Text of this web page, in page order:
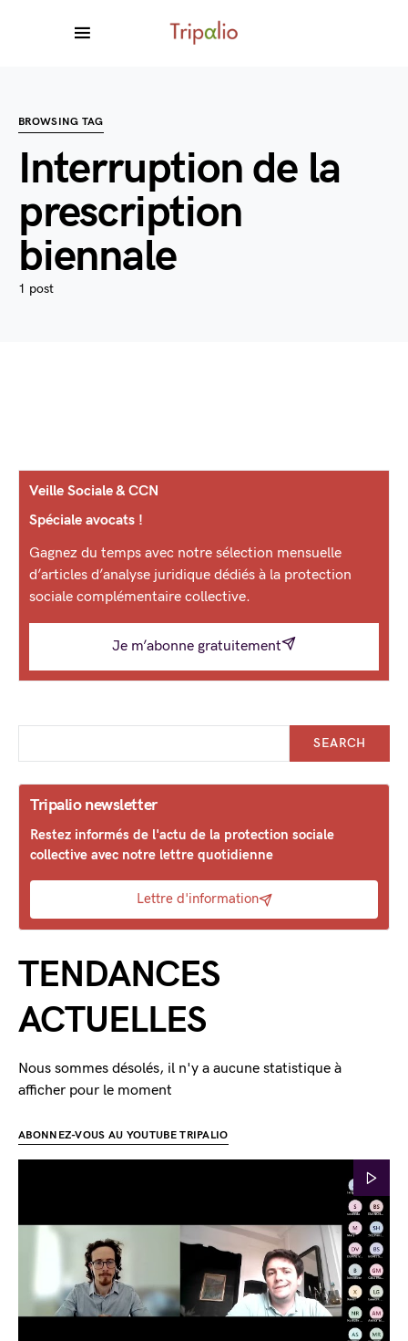
BROWSING TAG
Interruption de la
prescription
biennale
1 post
Veille Sociale & CCN
Spéciale avocats !
Gagnez du temps avec notre sélection mensuelle
d’articles d’analyse juridique dédiés à la protection
sociale complémentaire collective.
Je m’abonne gratuitement
SEARCH
Tripalio newsletter
Restez informés de l'actu de la protection sociale
collective avec notre lettre quotidienne
Lettre d'information
TENDANCES
ACTUELLES
Nous sommes désolés, il n'y a aucune statistique à
afficher pour le moment
ABONNEZ-VOUS AU YOUTUBE TRIPALIO